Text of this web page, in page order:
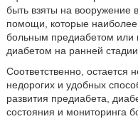
быть взяты на вооружение
помощи, которые
больным предиабетом или
диабетом на ранней стадии.
Соответственно, остается
недорогих и удобных
развития предиабета,
состояния и мониторинга